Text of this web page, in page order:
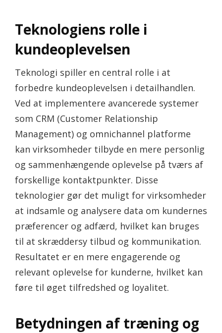
Teknologiens rolle i
kundeoplevelsen
Teknologi spiller en central rolle i at
forbedre kundeoplevelsen i detailhandlen.
Ved at implementere avancerede systemer
som CRM (Customer Relationship
Management) og omnichannel platforme
kan virksomheder tilbyde en mere personlig
og sammenhængende oplevelse på tværs af
forskellige kontaktpunkter. Disse
teknologier gør det muligt for virksomheder
at indsamle og analysere data om kundernes
præferencer og adfærd, hvilket kan bruges
til at skræddersy tilbud og kommunikation.
Resultatet er en mere engagerende og
relevant oplevelse for kunderne, hvilket kan
føre til øget tilfredshed og loyalitet.
Betydningen af træning og